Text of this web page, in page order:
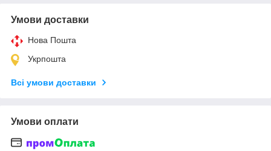
Умови доставки
Нова Пошта
Укрпошта
Всі умови доставки
Умови оплати